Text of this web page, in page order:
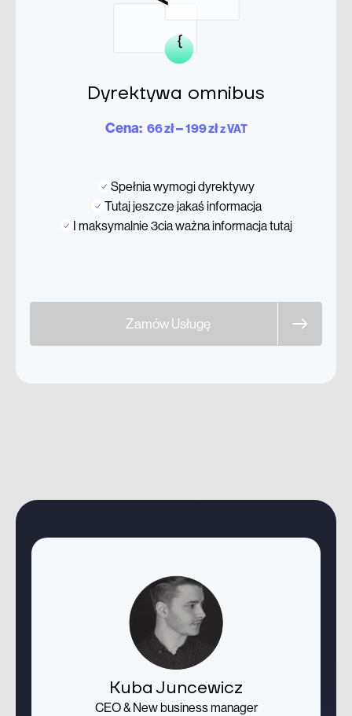
Dyrektywa omnibus
Cena: 66zł–199złZakres
66 zł
do
z VAT
Spełnia wymogi dyrektywy
Tutaj jeszcze jakaś informacja
I maksymalnie 3cia ważna informacja tutaj
Zamów Usługę
Kuba Juncewicz
CEO & New business manager